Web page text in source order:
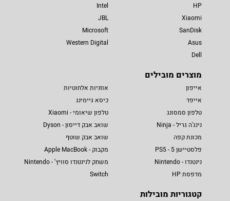
HP
Xiaomi
SanDisk
Asus
Dell
Intel
JBL
Microsoft
Western Digital
מוצרים מובילים
אייפון
אייפד
טלפון סמסונג
נינג'ה גריל - Ninja
מכונת קפה
פלסטיישן 5 - PS5
נינטנדו - Nintendo
מדפסת HP
אוזניות אלחוטיות
כיסא גיימינג
טלפון שיאומי - Xiaomi
שואב אבק דייסון - Dyson
שואב אבק שוטף
מקבוק - Apple MacBook
משחק לנינטנדו סוויץ' - Nintendo
Switch
קטגוריות מובילות